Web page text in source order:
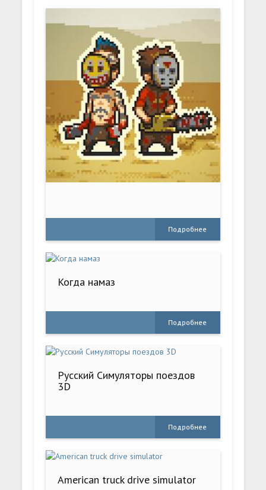
Подробнее
Когда намаз
Подробнее
Русский Симуляторы поездов
3D
Подробнее
American truck drive simulator